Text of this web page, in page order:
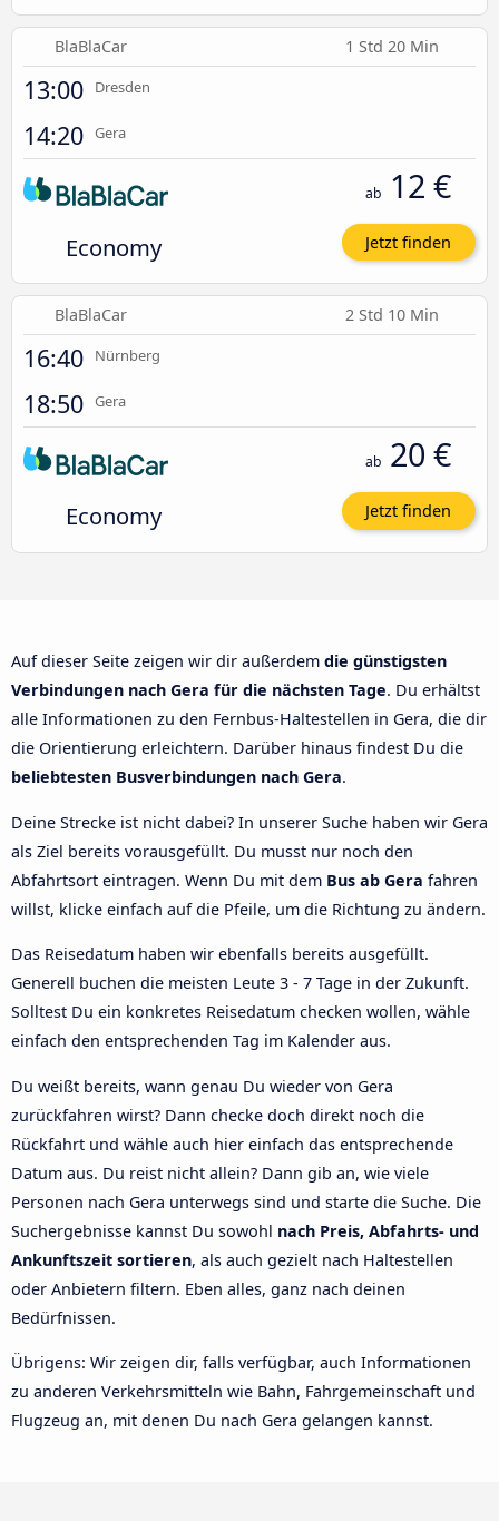
BlaBlaCar 1 Std 20 Min
13:00 Dresden
14:20 Gera
Economy
ab 12 €
Jetzt finden
BlaBlaCar 2 Std 10 Min
16:40 Nürnberg
18:50 Gera
Economy
ab 20 €
Jetzt finden
Auf dieser Seite zeigen wir dir außerdem die günstigsten
Verbindungen nach Gera für die nächsten Tage. Du erhältst
alle Informationen zu den Fernbus-Haltestellen in Gera, die dir
die Orientierung erleichtern. Darüber hinaus findest Du die
beliebtesten Busverbindungen nach Gera.
Deine Strecke ist nicht dabei? In unserer Suche haben wir Gera
als Ziel bereits vorausgefüllt. Du musst nur noch den
Abfahrtsort eintragen. Wenn Du mit dem Bus ab Gera fahren
willst, klicke einfach auf die Pfeile, um die Richtung zu ändern.
Das Reisedatum haben wir ebenfalls bereits ausgefüllt.
Generell buchen die meisten Leute 3 - 7 Tage in der Zukunft.
Solltest Du ein konkretes Reisedatum checken wollen, wähle
einfach den entsprechenden Tag im Kalender aus.
Du weißt bereits, wann genau Du wieder von Gera
zurückfahren wirst? Dann checke doch direkt noch die
Rückfahrt und wähle auch hier einfach das entsprechende
Datum aus. Du reist nicht allein? Dann gib an, wie viele
Personen nach Gera unterwegs sind und starte die Suche. Die
Suchergebnisse kannst Du sowohl nach Preis, Abfahrts- und
Ankunftszeit sortieren, als auch gezielt nach Haltestellen
oder Anbietern filtern. Eben alles, ganz nach deinen
Bedürfnissen.
Übrigens: Wir zeigen dir, falls verfügbar, auch Informationen
zu anderen Verkehrsmitteln wie Bahn, Fahrgemeinschaft und
Flugzeug an, mit denen Du nach Gera gelangen kannst.